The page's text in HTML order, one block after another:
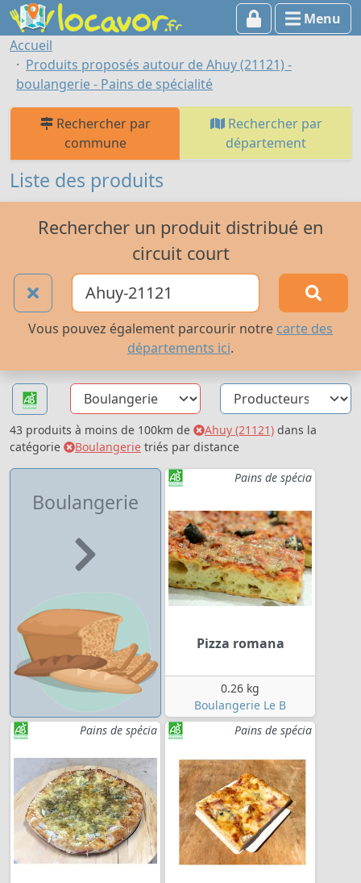
Menu
Accueil
Produits proposés autour de Ahuy (21121) -
boulangerie - Pains de spécialité
Rechercher par
commune
Rechercher par
département
Liste des produits
Rechercher un produit distribué en
circuit court
Vous pouvez également parcourir notre carte des
départements ici.
43 produits à moins de 100km de Ahuy (21121) dans la
catégorie
Boulangerie triés par distance
Boulangerie
Pains de spécia
Pizza romana
0.26 kg
Boulangerie Le B
Pains de spécia
Pains de spécia